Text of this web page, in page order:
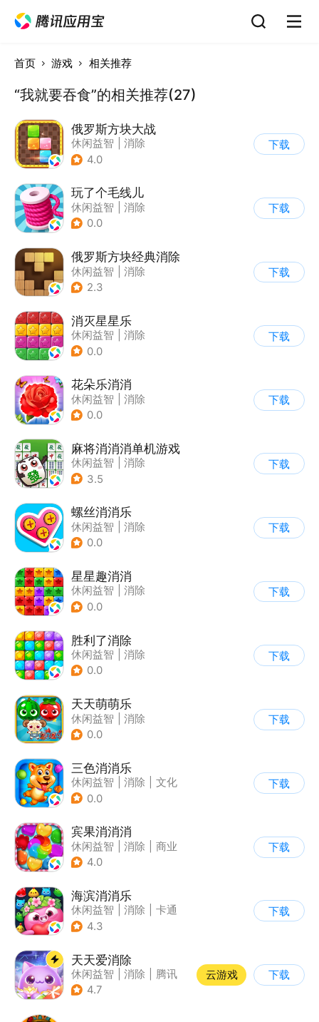
首页 游戏 相关推荐
“我就要吞食”的相关推荐(27)
俄罗斯方块大战
休闲益智
消除
| 俄罗斯方块
4.0
下载
玩了个毛线儿
休闲益智
消除
0.0
下载
俄罗斯方块经典消除
休闲益智
消除
| 俄罗斯方块
2.3
下载
消灭星星乐
休闲益智
消除
0.0
下载
花朵乐消消
休闲益智
消除
0.0
下载
麻将消消消单机游戏
休闲益智
消除
3.5
下载
螺丝消消乐
休闲益智
消除
0.0
下载
星星趣消消
休闲益智
消除
0.0
下载
胜利了消除
休闲益智
消除
0.0
下载
天天萌萌乐
休闲益智
消除
0.0
下载
三色消消乐
休闲益智 消除
文化
| 写实
0.0
下载
宾果消消消
休闲益智 消除
商业
| 宾果消消消
4.0
下载
海滨消消乐
休闲益智 消除
卡通
| 乐元素
4.3
下载
天天爱消除
休闲益智 消除
腾讯
| 单机
4.7
云游戏 下载